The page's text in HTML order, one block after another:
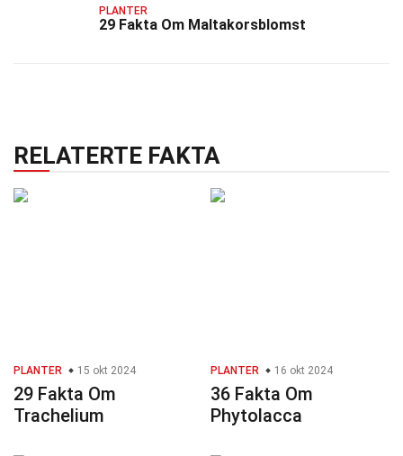
PLANTER
29 Fakta Om Maltakorsblomst
RELATERTE FAKTA
PLANTER 15 okt 2024
29 Fakta Om
Trachelium
PLANTER 16 okt 2024
36 Fakta Om
Phytolacca